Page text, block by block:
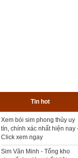
Tin hot
Tổng kho sim phong thủy -
Sim hợp tuổi - Sim hợp